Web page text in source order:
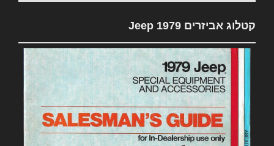
קטלוג אביזרים 1979 Jeep